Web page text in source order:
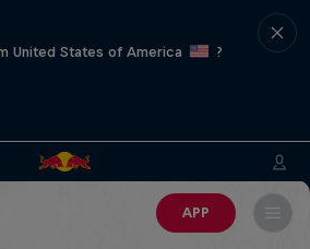
United States of America
?
APP